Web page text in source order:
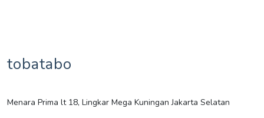
tobatabo
Menara Prima lt 18, Lingkar Mega Kuningan Jakarta Selatan